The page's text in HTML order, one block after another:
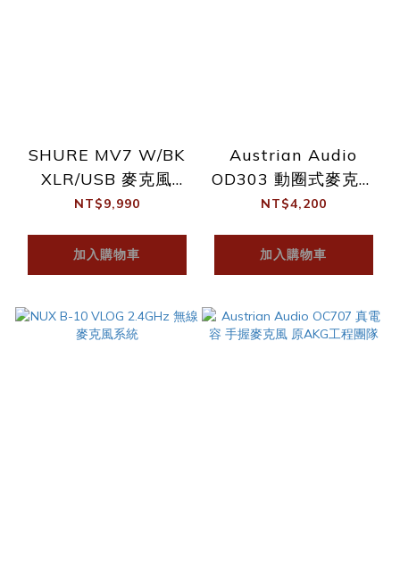
SHURE MV7 W/BK
XLR/USB 麥克風
(Podcast/錄音/唱歌/
NT$9,990
加入購物車
Austrian Audio
OD303 動圈式麥克風
原AKG工程團隊
NT$4,200
加入購物車